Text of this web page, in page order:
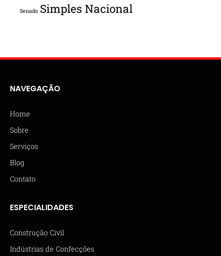
Senado Simples Nacional
NAVEGAÇÃO
Home
Sobre
Serviços
Blog
Contato
ESPECIALIDADES
Construção Civil
Indústrias de Confecções